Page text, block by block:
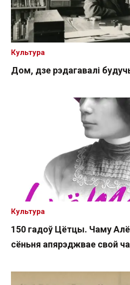
Дом, дзе рэдагавалі
Культура
150 гадоў Цётцы. Чаму
сёньня апярэджвае свой
Культура